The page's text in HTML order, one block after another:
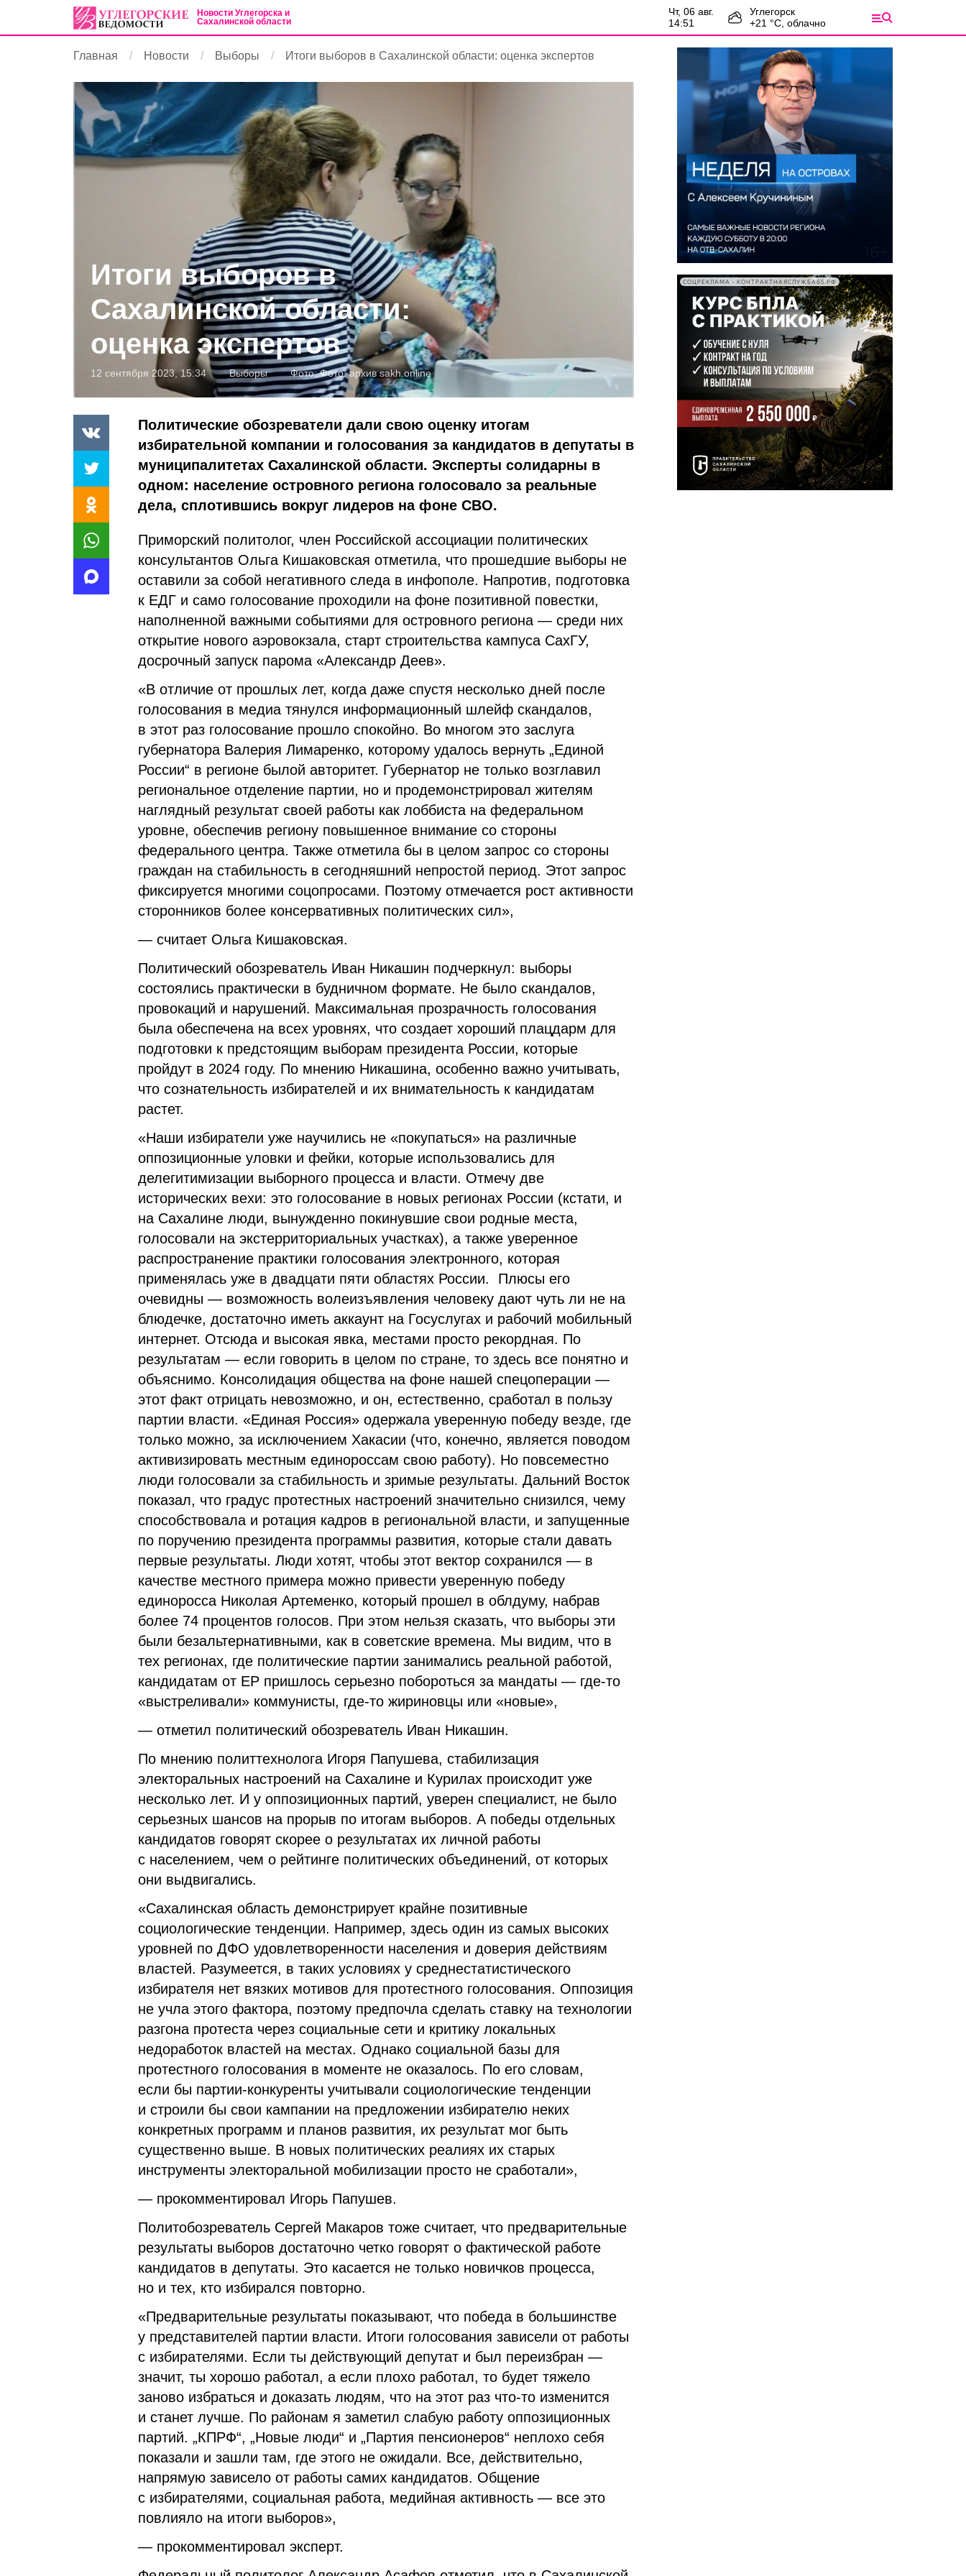
Новости Углегорска и
Сахалинской области
чт, 06 авг.
14:51
Углегорск
+21 °С, облачно
Главная Новости Выборы Итоги выборов в Сахалинской области: оценка экспертов
Итоги выборов в
Сахалинской области:
оценка экспертов
12 сентября 2023, 15:34 Выборы Фото:Фото: архивsakh.online
Политические обозреватели дали свою оценку итогам
избирательной компании и голосования за кандидатов в депутаты в
муниципалитетах Сахалинской области. Эксперты солидарны в
одном: население островного региона голосовало за реальные
дела, сплотившись вокруг лидеров на фоне СВО.
Приморский политолог, член Российской ассоциации политических
консультантов Ольга Кишаковская отметила, что прошедшие выборы не
оставили за собой негативного следа в инфополе. Напротив, подготовка
к ЕДГ и само голосование проходили на фоне позитивной повестки,
наполненной важными событиями для островного региона — среди них
открытие нового аэровокзала, старт строительства кампуса СахГУ,
досрочный запуск парома «Александр Деев».
«В отличие от прошлых лет, когда даже спустя несколько дней после
голосования в медиа тянулся информационный шлейф скандалов,
в этот раз голосование прошло спокойно. Во многом это заслуга
губернатора Валерия Лимаренко, которому удалось вернуть „Единой
России“ в регионе былой авторитет. Губернатор не только возглавил
региональное отделение партии, но и продемонстрировал жителям
наглядный результат своей работы как лоббиста на федеральном
уровне, обеспечив региону повышенное внимание со стороны
федерального центра. Также отметила бы в целом запрос со стороны
граждан на стабильность в сегодняшний непростой период. Этот запрос
фиксируется многими соцопросами. Поэтому отмечается рост активности
сторонников более консервативных политических сил»,
— считает Ольга Кишаковская.
Политический обозреватель Иван Никашин подчеркнул: выборы
состоялись практически в будничном формате. Не было скандалов,
провокаций и нарушений. Максимальная прозрачность голосования
была обеспечена на всех уровнях, что создает хороший плацдарм для
подготовки к предстоящим выборам президента России, которые
пройдут в 2024 году. По мнению Никашина, особенно важно учитывать,
что сознательность избирателей и их внимательность к кандидатам
растет.
«Наши избиратели уже научились не «покупаться» на различные
оппозиционные уловки и фейки, которые использовались для
делегитимизации выборного процесса и власти. Отмечу две
исторических вехи: это голосование в новых регионах России (кстати, и
на Сахалине люди, вынужденно покинувшие свои родные места,
голосовали на экстерриториальных участках), а также уверенное
распространение практики голосования электронного, которая
применялась уже в двадцати пяти областях России. Плюсы его
очевидны — возможность волеизъявления человеку дают чуть ли не на
блюдечке, достаточно иметь аккаунт на Госуслугах и рабочий мобильный
интернет. Отсюда и высокая явка, местами просто рекордная. По
результатам — если говорить в целом по стране, то здесь все понятно и
объяснимо. Консолидация общества на фоне нашей спецоперации —
этот факт отрицать невозможно, и он, естественно, сработал в пользу
партии власти. «Единая Россия» одержала уверенную победу везде, где
только можно, за исключением Хакасии (что, конечно, является поводом
активизировать местным единороссам свою работу). Но повсеместно
люди голосовали за стабильность и зримые результаты. Дальний Восток
показал, что градус протестных настроений значительно снизился, чему
способствовала и ротация кадров в региональной власти, и запущенные
по поручению президента программы развития, которые стали давать
первые результаты. Люди хотят, чтобы этот вектор сохранился — в
качестве местного примера можно привести уверенную победу
единоросса Николая Артеменко, который прошел в облдуму, набрав
более 74 процентов голосов. При этом нельзя сказать, что выборы эти
были безальтернативными, как в советские времена. Мы видим, что в
тех регионах, где политические партии занимались реальной работой,
кандидатам от ЕР пришлось серьезно побороться за мандаты — где-то
«выстреливали» коммунисты, где-то жириновцы или «новые»,
— отметил политический обозреватель Иван Никашин.
По мнению политтехнолога Игоря Папушева, стабилизация
электоральных настроений на Сахалине и Курилах происходит уже
несколько лет. И у оппозиционных партий, уверен специалист, не было
серьезных шансов на прорыв по итогам выборов. А победы отдельных
кандидатов говорят скорее о результатах их личной работы
с населением, чем о рейтинге политических объединений, от которых
они выдвигались.
«Сахалинская область демонстрирует крайне позитивные
социологические тенденции. Например, здесь один из самых высоких
уровней по ДФО удовлетворенности населения и доверия действиям
властей. Разумеется, в таких условиях у среднестатистического
избирателя нет вязких мотивов для протестного голосования. Оппозиция
не учла этого фактора, поэтому предпочла сделать ставку на технологии
разгона протеста через социальные сети и критику локальных
недоработок властей на местах. Однако социальной базы для
протестного голосования в моменте не оказалось. По его словам,
если бы партии-конкуренты учитывали социологические тенденции
и строили бы свои кампании на предложении избирателю неких
конкретных программ и планов развития, их результат мог быть
существенно выше. В новых политических реалиях их старых
инструменты электоральной мобилизации просто не сработали»,
— прокомментировал Игорь Папушев.
Политобозреватель Сергей Макаров тоже считает, что предварительные
результаты выборов достаточно четко говорят о фактической работе
кандидатов в депутаты. Это касается не только новичков процесса,
но и тех, кто избирался повторно.
«Предварительные результаты показывают, что победа в большинстве
у представителей партии власти. Итоги голосования зависели от работы
с избирателями. Если ты действующий депутат и был переизбран —
значит, ты хорошо работал, а если плохо работал, то будет тяжело
заново избраться и доказать людям, что на этот раз что-то изменится
и станет лучше. По районам я заметил слабую работу оппозиционных
партий. „КПРФ“, „Новые люди“ и „Партия пенсионеров“ неплохо себя
показали и зашли там, где этого не ожидали. Все, действительно,
напрямую зависело от работы самих кандидатов. Общение
с избирателями, социальная работа, медийная активность — все это
повлияло на итоги выборов»,
— прокомментировал эксперт.
СОЦРЕКЛАМА • КОНТРАКТНАЯСЛУЖБА65.РФ